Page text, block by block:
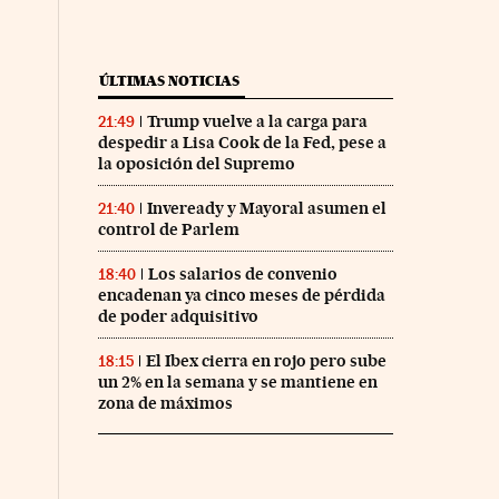
ÚLTIMAS NOTICIAS
21:49
Trump vuelve a la carga para
despedir a Lisa Cook de la Fed, pese a
la oposición del Supremo
21:40
Inveready y Mayoral asumen el
control de Parlem
18:40
Los salarios de convenio
encadenan ya cinco meses de pérdida
de poder adquisitivo
18:15
El Ibex cierra en rojo pero sube
un 2% en la semana y se mantiene en
zona de máximos